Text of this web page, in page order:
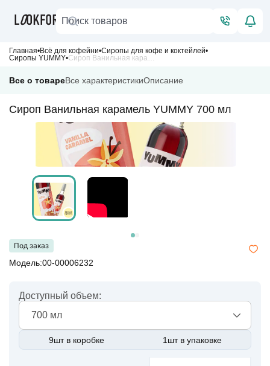
Главная Всё для кофейни Сиропы для кофе и коктейлей
Сиропы YUMMY
Сироп Ванильная карамель YUMMY 700 мл
Все о товареВсе характеристикиОписание
Сироп Ванильная карамель YUMMY 700 мл
Под заказ
Модель:00-00006232
Доступный объем:
700 мл
9шт в коробке 1шт в упаковке